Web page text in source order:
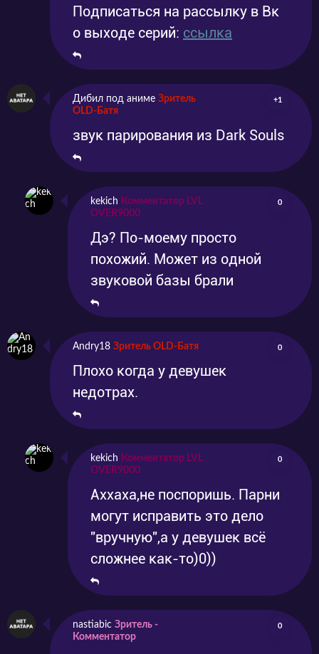
Подписаться на рассылку в Вк
о выходе серий: ссылка
Дибил под аниме Зритель
OLD-Батя
+1
звук парирования из Dark Souls
kekich Комментатор LVL
OVER9000
0
Дэ? По-моему просто
похожий. Может из одной
звуковой базы брали
Andry18 Зритель OLD-Батя 0
Плохо когда у девушек
недотрах.
kekich Комментатор LVL
OVER9000
0
Аххаха,не поспоришь. Парни
могут исправить это дело
"вручную",а у девушек всё
сложнее как-то)0))
nastiabic Зритель -
Комментатор
0